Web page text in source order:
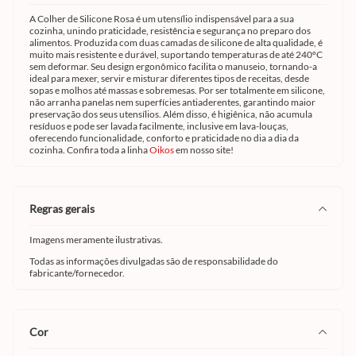
A Colher de Silicone Rosa é um utensílio indispensável para a sua
cozinha, unindo praticidade, resistência e segurança no preparo dos
alimentos. Produzida com duas camadas de silicone de alta qualidade, é
muito mais resistente e durável, suportando temperaturas de até 240ºC
sem deformar. Seu design ergonômico facilita o manuseio, tornando-a
ideal para mexer, servir e misturar diferentes tipos de receitas, desde
sopas e molhos até massas e sobremesas. Por ser totalmente em silicone,
não arranha panelas nem superfícies antiaderentes, garantindo maior
preservação dos seus utensílios. Além disso, é higiênica, não acumula
resíduos e pode ser lavada facilmente, inclusive em lava-louças,
oferecendo funcionalidade, conforto e praticidade no dia a dia da
cozinha. Confira toda a linhaOikosem nosso site!
regras gerais
Imagens meramente ilustrativas.
Todas as informações divulgadas são de responsabilidade do
fabricante/fornecedor.
cor